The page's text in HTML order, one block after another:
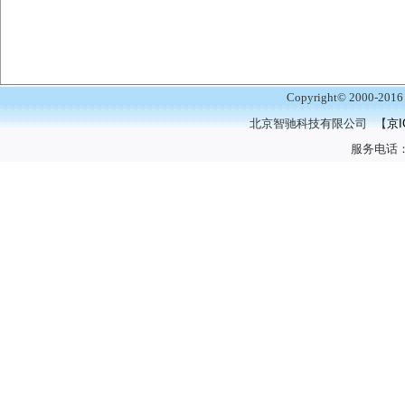
Copyright© 2000-
北京智驰科技有限公司 【京
服务电话